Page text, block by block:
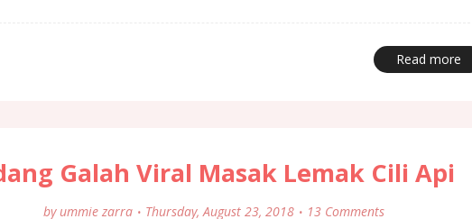
Read more
Galah Viral Masak Lemak Cili Api
by ummie zarra Thursday, August 23, 2018 13 Comments